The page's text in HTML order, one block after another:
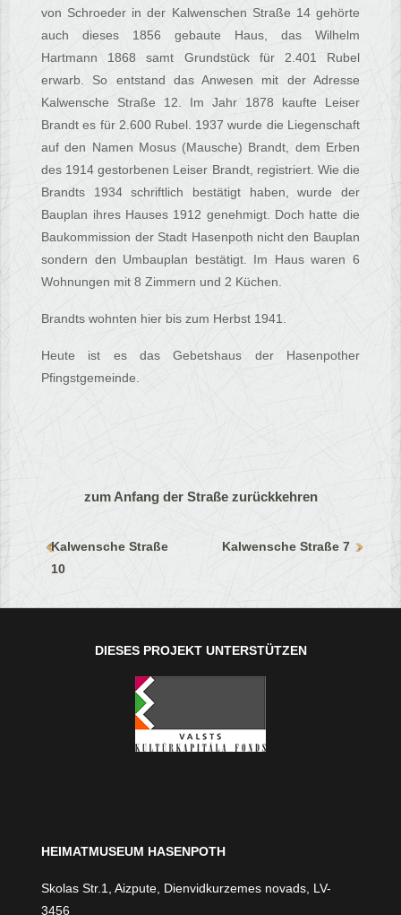
von Schroeder in der Kalwenschen Straße 14 gehörte
auch dieses 1856 gebaute Haus, das Wilhelm
Hartmann 1868 samt Grundstück für 2.401 Rubel
erwarb. So entstand das Anwesen mit der Adresse
Kalwensche Straße 12. Im Jahr 1878 kaufte Leiser
Brandt es für 2.600 Rubel. 1937 wurde die Liegenschaft
auf den Namen Mosus (Mausche) Brandt, dem Erben
des 1914 gestorbenen Leiser Brandt, registriert. Wie die
Brandts 1934 schriftlich bestätigt haben, wurde der
Bauplan ihres Hauses 1912 genehmigt. Doch hatte die
Baukommission der Stadt Hasenpoth nicht den Bauplan
sondern den Umbauplan bestätigt. Im Haus waren 6
Wohnungen mit 8 Zimmern und 2 Küchen.
Brandts wohnten hier bis zum Herbst 1941.
Heute ist es das Gebetshaus der Hasenpother
Pfingstgemeinde.
zum Anfang der Straße zurückkehren
Kalwensche Straße
10
Kalwensche Straße 7
DIESES PROJEKT UNTERSTÜTZEN
HEIMATMUSEUM HASENPOTH
Skolas Str.1, Aizpute, Dienvidkurzemes novads, LV-
3456